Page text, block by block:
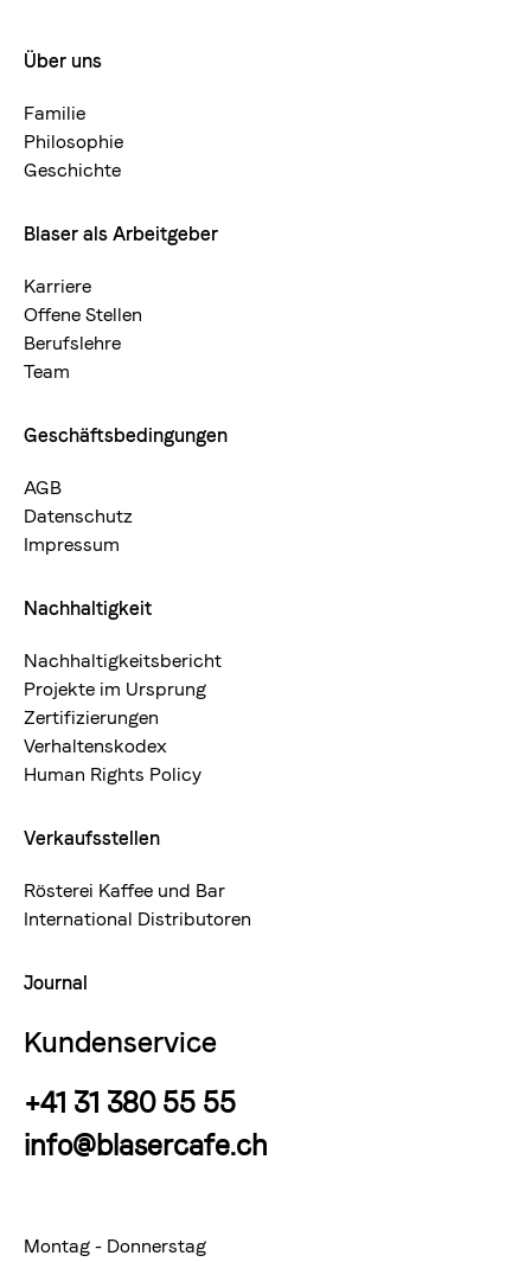
Footermenue-
neu
Über uns
Familie
Philosophie
Geschichte
Blaser als Arbeitgeber
Karriere
Offene Stellen
Berufslehre
Team
Geschäftsbedingungen
AGB
Datenschutz
Impressum
Nachhaltigkeit
Nachhaltigkeitsbericht
Projekte im Ursprung
Zertifizierungen
Verhaltenskodex
Human Rights Policy
Verkaufsstellen
Rösterei Kaffee und Bar
International Distributoren
Journal
Kundenservice
+41 31 380 55 55
info@blasercafe.ch
Montag - Donnerstag